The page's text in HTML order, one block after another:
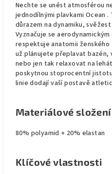
Nechte se unést atmosférou
jednodílnými plavkami Ocean
důrazem na dynamiku,
Vyznačuje se
respektuje anatomii
už plánujete přeplavat
nebo jen tak relaxovat na
poskytnou stoprocentní
linie dodají vaší postavě
Materiálové složení
80% polyamid + 20% elastan
Klíčové vlastnosti